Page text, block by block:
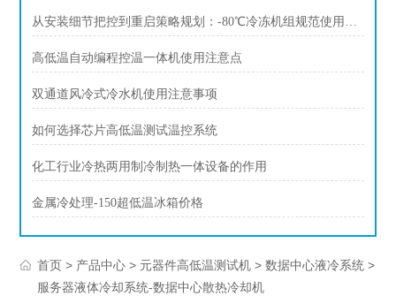
从安装细节把控到重启策略规划：-80℃冷冻机组规范使用全攻略
高低温自动编程控温一体机使用注意点
双通道风冷式冷水机使用注意事项
如何选择芯片高低温测试温控系统
化工行业冷热两用制冷制热一体设备的作用
金属冷处理-150超低温冰箱价格
首页 > 产品中心 > 元器件高低温测试机 >数据中心液冷系统 >
服务器液体冷却系统-数据中心散热冷却机